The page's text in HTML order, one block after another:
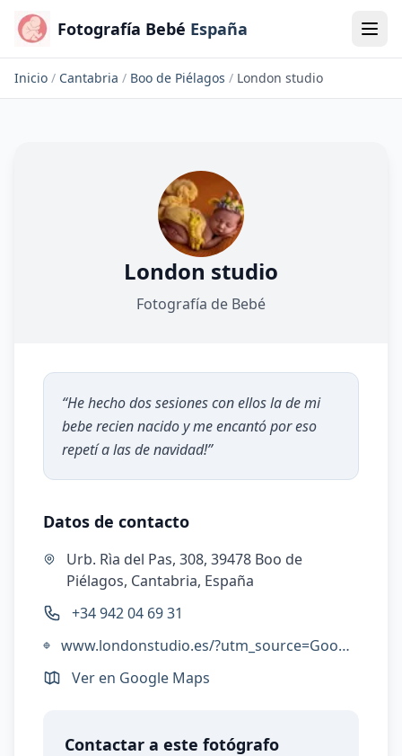
Fotografía Bebé España
Inicio / Cantabria / Boo de Piélagos / London studio
London studio
Fotografía de Bebé
“He hecho dos sesiones con ellos la de mi
bebe recien nacido y me encantó por eso
repetí a las de navidad!”
Datos de contacto
Urb. Rìa del Pas, 308, 39478 Boo de
Piélagos, Cantabria, España
+34 942 04 69 31
www.londonstudio.es/?utm_source=Google%20My%20Business&utm_medium=Maps&utm_campaign=GMB
Ver en Google Maps
Contactar a este fotógrafo